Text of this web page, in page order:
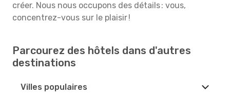
créer. Nous nous occupons des détails : vous,
concentrez-vous sur le plaisir !
Parcourez des hôtels dans d'autres
destinations
Villes populaires